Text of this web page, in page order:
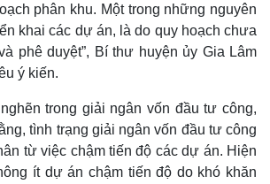
phân khu. Một trong những nguyên
khai các dự án, là do quy hoạch chưa
phê duyệt”, Bí thư huyện ủy Gia Lâm
ý kiến.
trong giải ngân vốn đầu tư công,
tình trạng giải ngân vốn đầu tư công
từ việc chậm tiến độ các dự án. Hiện
ít dự án chậm tiến độ do khó khăn